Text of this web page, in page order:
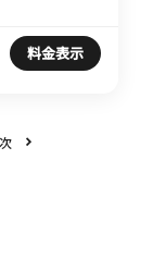
料金表示
次